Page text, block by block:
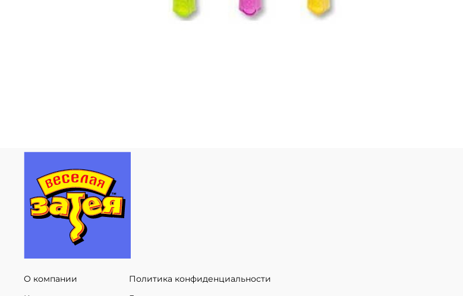
О компании
Политика конфиденциальности